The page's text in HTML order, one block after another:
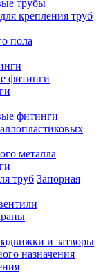
трубы
крепления труб
пола
фитинги
фитинги
металла
Запорная
и затворы
назначения